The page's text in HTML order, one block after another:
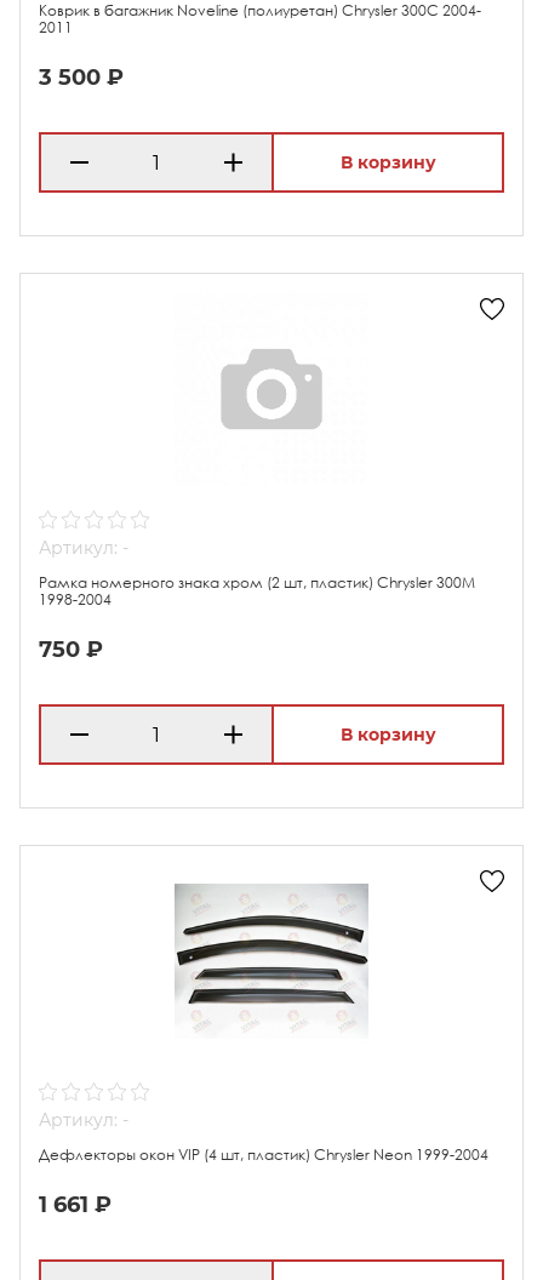
Коврик в багажник Noveline (полиуретан) Chrysler 300C 2004-
2011
3 500 ₽
В корзину
Артикул: -
Рамка номерного знака хром (2 шт, пластик) Chrysler 300M
1998-2004
750 ₽
В корзину
Артикул: -
Дефлекторы окон VIP (4 шт, пластик) Chrysler Neon 1999-2004
1 661 ₽